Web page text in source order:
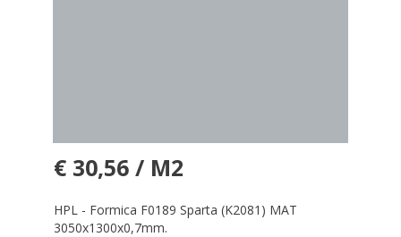
€ 30,56 / M2
HPL - Formica F0189 Sparta (K2081) MAT
3050x1300x0,7mm.